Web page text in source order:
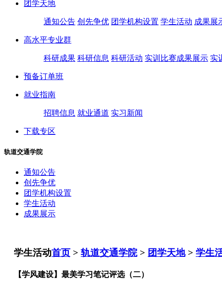
团学天地
通知公告 创先争优 团学机构设置 学生活动 成果展
高水平专业群
科研成果 科研信息 科研活动 实训比赛成果展示 实
预备订单班
就业指南
招聘信息 就业通道 实习新闻
下载专区
轨道交通学院
通知公告
创先争优
团学机构设置
学生活动
成果展示
学生活动首页 > 轨道交通学院> 团学天地> 学生
【学风建设】最美学习笔记评选（二）